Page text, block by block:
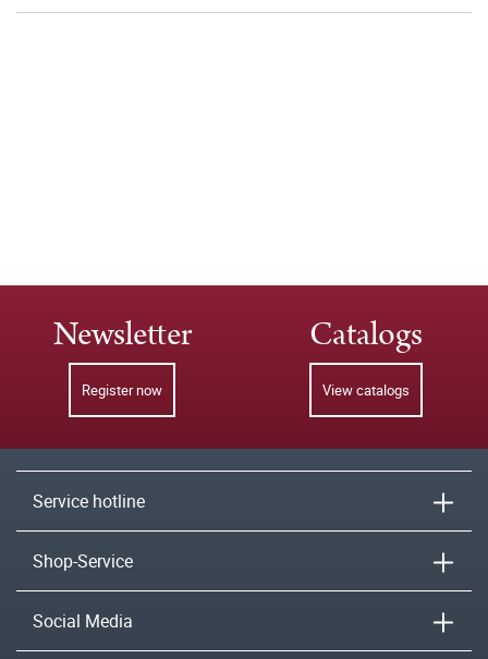
Newsletter
Register now
Catalogs
View catalogs
Service hotline
Shop-Service
Social Media